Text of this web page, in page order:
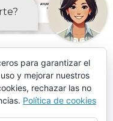
deportivas y
provisional)
para garantizar el
y mejorar nuestros
rechazar las no
Política de cookies